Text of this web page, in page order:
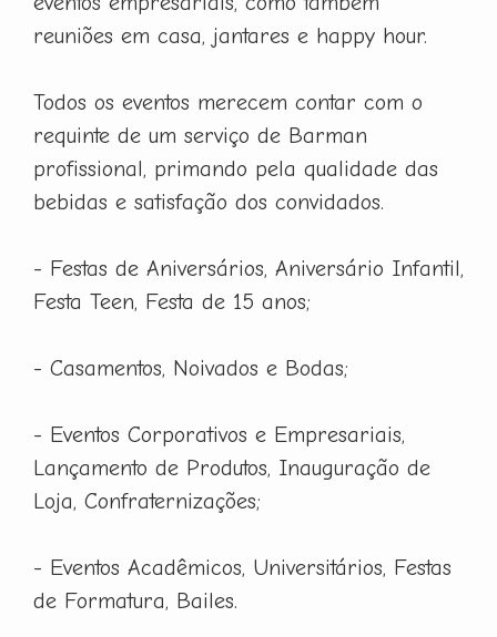
reuniões em casa, jantares e happy hour.
Todos os eventos merecem contar com o
requinte de um serviço de Barman
profissional, primando pela qualidade das
bebidas e satisfação dos convidados.
- Festas de Aniversários, Aniversário Infantil,
Festa Teen, Festa de 15 anos;
- Casamentos, Noivados e Bodas;
- Eventos Corporativos e Empresariais,
Lançamento de Produtos, Inauguração de
Loja, Confraternizações;
- Eventos Acadêmicos, Universitários, Festas
de Formatura, Bailes.